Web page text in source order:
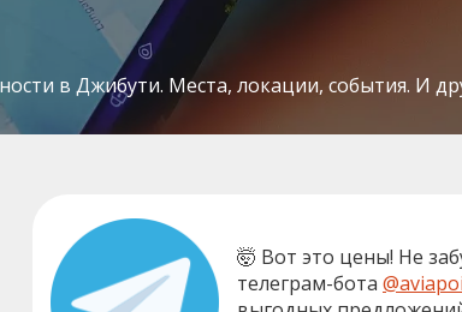
в Джибути. Места, локации, события. И
🤯 Вот это цены! Не
телеграм-бота